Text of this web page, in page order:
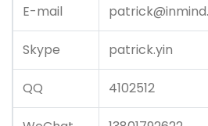
E-mail
Skype patrick.yin
QQ 4102512